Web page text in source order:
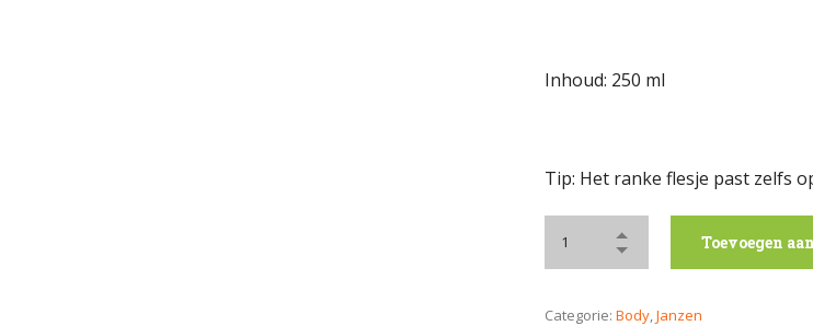
Inhoud: 250 ml
Tip: Het ranke flesje past zelfs
Toevoegen
Categorie: Body,Janzen